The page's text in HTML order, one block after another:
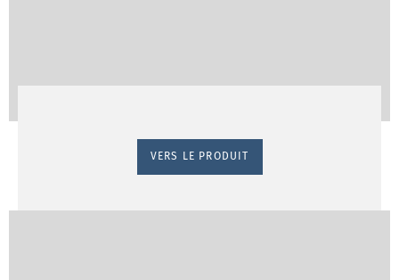
VERS LE PRODUIT